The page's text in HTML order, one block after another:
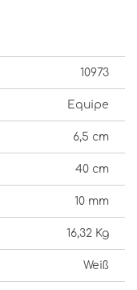
10973
Equipe
6,5 cm
40 cm
10 mm
16,32 Kg
Weiß